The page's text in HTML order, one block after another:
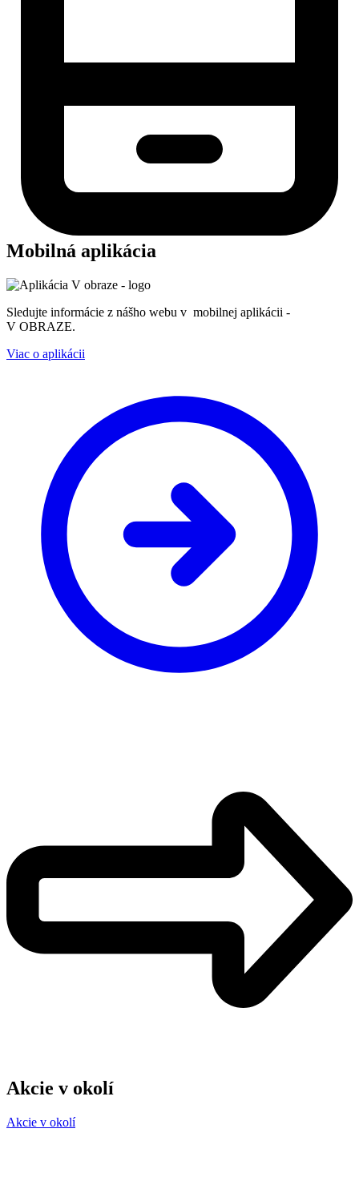
Mobilná aplikácia
Sledujte informácie z nášho webu v mobilnej aplikácii -
V OBRAZE.
Viac o aplikácii
Akcie v okolí
Akcie v okolí